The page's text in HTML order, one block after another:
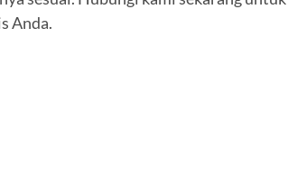
Anda.